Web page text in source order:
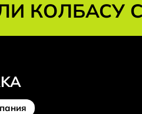
КОЛБАСУ